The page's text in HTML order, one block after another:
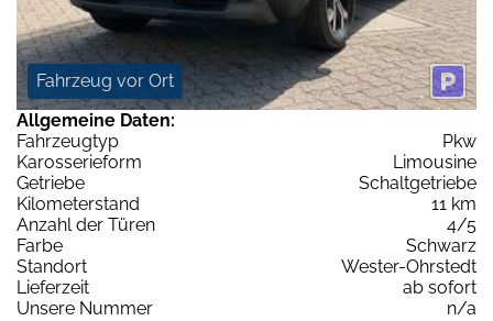
Fahrzeug vor Ort
Allgemeine Daten:
Fahrzeugtyp
Pkw
Karosserieform
Limousine
Getriebe
Schaltgetriebe
Kilometerstand
11 km
Anzahl der Türen
4/5
Farbe
Schwarz
Standort
Wester-Ohrstedt
Lieferzeit
ab sofort
Unsere Nummer
n/a